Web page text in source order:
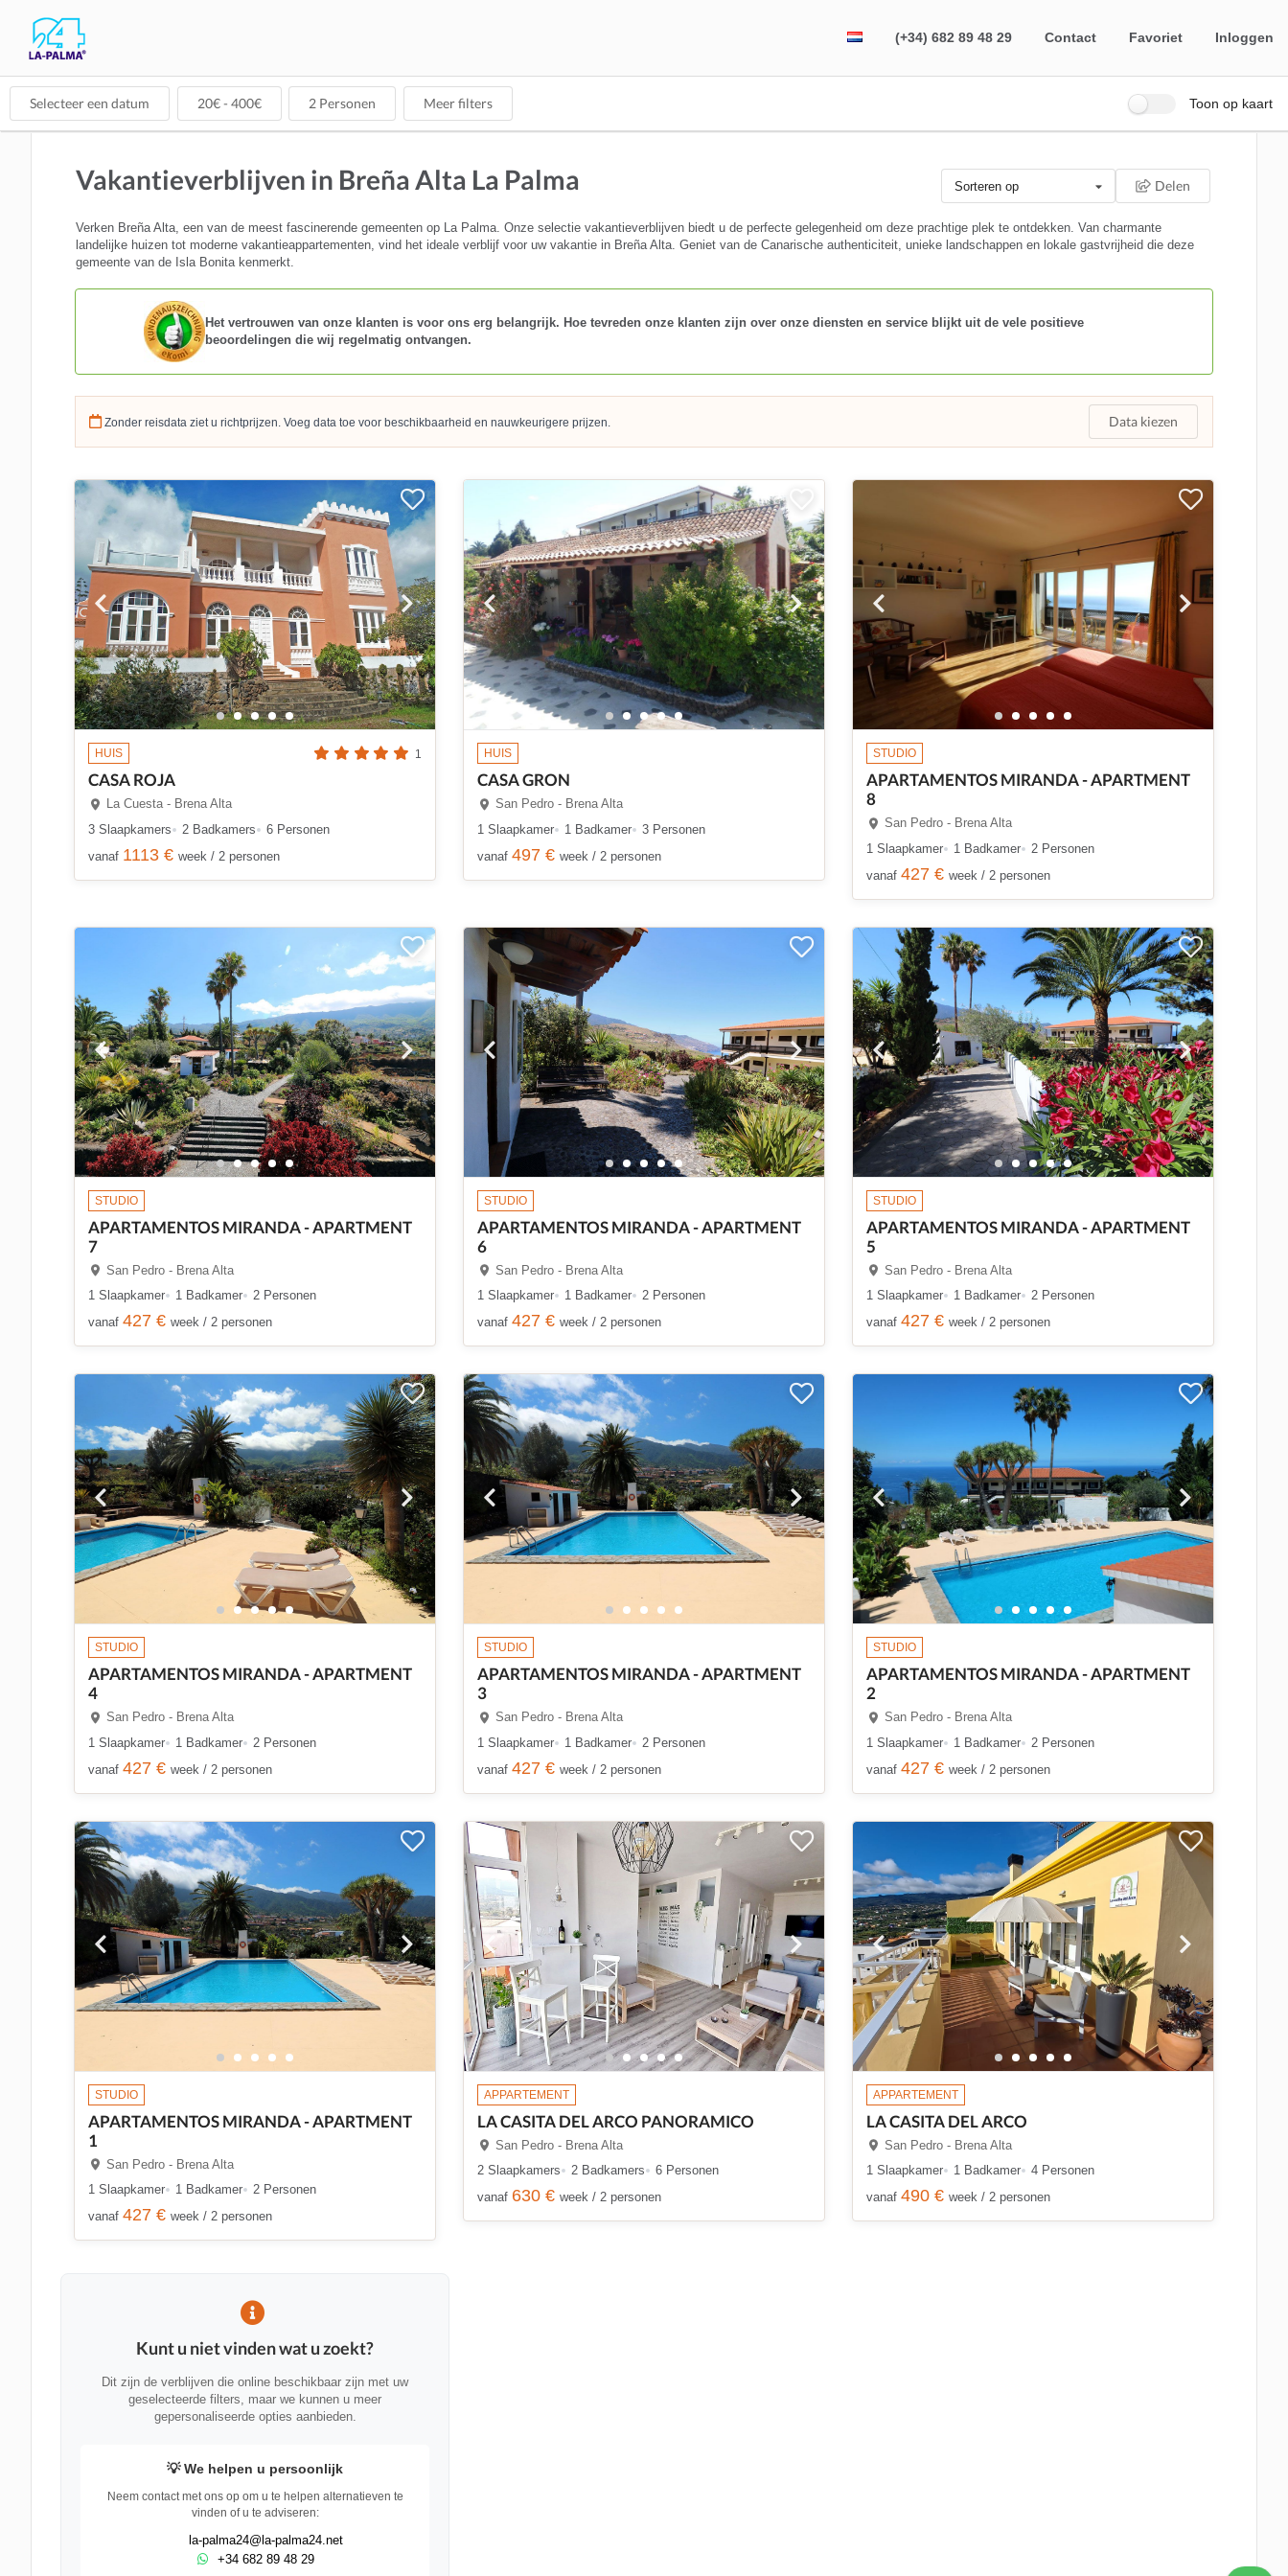
(+34) 682 89 48 29 Contact Favoriet Inloggen
Selecteer een datum 20€ - 400€ 2 Personen Meer filters Toon op kaart
Vakantieverblijven in Breña Alta La Palma Sorteren op Delen
Verken Breña Alta, een van de meest fascinerende gemeenten op La Palma. Onze selectie vakantieverblijven biedt u de perfecte gelegenheid om deze prachtige plek te ontdekken. Van charmante
landelijke huizen tot moderne vakantieappartementen, vind het ideale verblijf voor uw vakantie in Breña Alta. Geniet van de Canarische authenticiteit, unieke landschappen en lokale gastvrijheid die deze
gemeente van de Isla Bonita kenmerkt.
Het vertrouwen van onze klanten is voor ons erg belangrijk. Hoe tevreden onze klanten zijn over onze diensten en service blijkt uit de vele positieve
beoordelingen die wij regelmatig ontvangen.
Zonder reisdata ziet u richtprijzen. Voeg data toe voor beschikbaarheid en nauwkeurigere prijzen. Data kiezen
HUIS 1
CASA ROJA
La Cuesta - Brena Alta
3 Slaapkamers
2 Badkamers
6 Personen
vanaf 1113 € week / 2 personen
HUIS
CASA GRON
San Pedro - Brena Alta
1 Slaapkamer
1 Badkamer
3 Personen
vanaf 497 € week / 2 personen
STUDIO
APARTAMENTOS MIRANDA - APARTMENT
8
San Pedro - Brena Alta
1 Slaapkamer
1 Badkamer
2 Personen
vanaf 427 € week / 2 personen
STUDIO
APARTAMENTOS MIRANDA - APARTMENT
7
San Pedro - Brena Alta
1 Slaapkamer
1 Badkamer
2 Personen
vanaf 427 € week / 2 personen
STUDIO
APARTAMENTOS MIRANDA - APARTMENT
6
San Pedro - Brena Alta
1 Slaapkamer
1 Badkamer
2 Personen
vanaf 427 € week / 2 personen
STUDIO
APARTAMENTOS MIRANDA - APARTMENT
5
San Pedro - Brena Alta
1 Slaapkamer
1 Badkamer
2 Personen
vanaf 427 € week / 2 personen
STUDIO
APARTAMENTOS MIRANDA - APARTMENT
4
San Pedro - Brena Alta
1 Slaapkamer
1 Badkamer
2 Personen
vanaf 427 € week / 2 personen
STUDIO
APARTAMENTOS MIRANDA - APARTMENT
3
San Pedro - Brena Alta
1 Slaapkamer
1 Badkamer
2 Personen
vanaf 427 € week / 2 personen
STUDIO
APARTAMENTOS MIRANDA - APARTMENT
2
San Pedro - Brena Alta
1 Slaapkamer
1 Badkamer
2 Personen
vanaf 427 € week / 2 personen
STUDIO
APARTAMENTOS MIRANDA - APARTMENT
1
San Pedro - Brena Alta
1 Slaapkamer
1 Badkamer
2 Personen
vanaf 427 € week / 2 personen
APPARTEMENT
LA CASITA DEL ARCO PANORAMICO
San Pedro - Brena Alta
2 Slaapkamers
2 Badkamers
6 Personen
vanaf 630 € week / 2 personen
APPARTEMENT
LA CASITA DEL ARCO
San Pedro - Brena Alta
1 Slaapkamer
1 Badkamer
4 Personen
vanaf 490 € week / 2 personen
Kunt u niet vinden wat u zoekt?
Dit zijn de verblijven die online beschikbaar zijn met uw
geselecteerde filters, maar we kunnen u meer
gepersonaliseerde opties aanbieden.
💡 We helpen u persoonlijk
Neem contact met ons op om u te helpen alternatieven te
vinden of u te adviseren:
la-palma24@la-palma24.net
+34 682 89 48 29